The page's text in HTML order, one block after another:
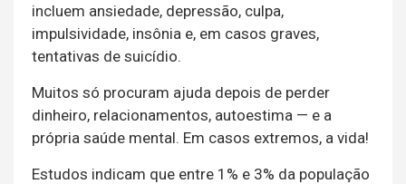
incluem ansiedade, depressão, culpa,
impulsividade, insônia e, em casos graves,
tentativas de suicídio.
Muitos só procuram ajuda depois de perder
dinheiro, relacionamentos, autoestima — e a
própria saúde mental. Em casos extremos, a vida!
Estudos indicam que entre 1% e 3% da população